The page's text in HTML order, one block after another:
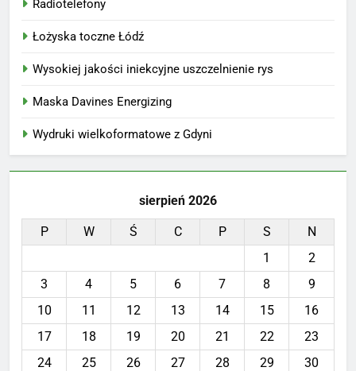
Radiotelefony
Łożyska toczne Łódź
Wysokiej jakości iniekcyjne uszczelnienie rys
Maska Davines Energizing
Wydruki wielkoformatowe z Gdyni
sierpień 2026
P W Ś C P S
N
1
2
3
4 5 6 7 8
9
10
11 12 13 14 15
16
17
18 19 20 21 22
23
24
25 26 27 28 29
30